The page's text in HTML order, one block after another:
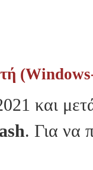
και
. Για να